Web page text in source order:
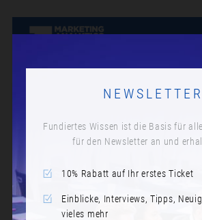
NEWSLETTER
Fundiertes Wissen ist die Basis für
für den Newsletter an und
10% Rabatt auf Ihr erstes Ticket
Einblicke, Interviews, Tipps,
vieles mehr